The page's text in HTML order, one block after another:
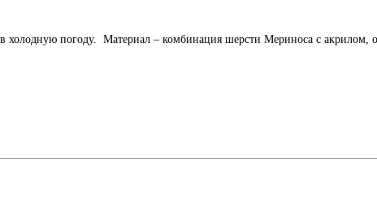
холодную погоду. Материал – комбинация шерсти Мериноса с акрилом,